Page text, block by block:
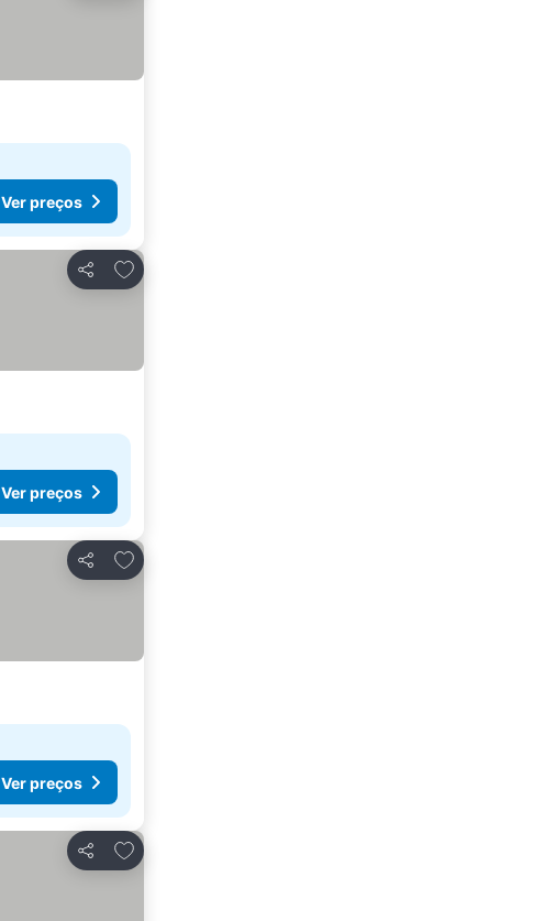
Ver preços
Partilhar
Adicionar aos favoritos
Ver preços
Partilhar
Adicionar aos favoritos
Ver preços
Partilhar
Adicionar aos favoritos